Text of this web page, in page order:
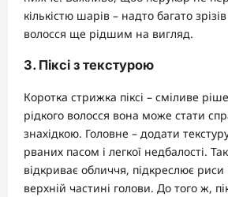
кількістю шарів – надто багато
волосся ще рідшим на вигляд.
3. Піксі з текстурою
Коротка стрижка піксі – сміливе
рідкого волосся вона може стати
знахідкою. Головне – додати
рваних пасом і легкої недбалості.
відкриває обличчя, підкреслює риси
верхній частині голови. До того ж,